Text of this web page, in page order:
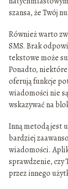
szansa, że Twój
Również warto
SMS. Brak
tekstowe może
Ponadto,
oferują funkcje
wiadomości nie
wskazywać na
Inną metodą jest
bardziej
wiadomości.
sprawdzenie, czy
przez innego